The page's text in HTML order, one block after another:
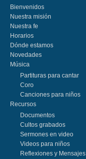
Bienvenidos
Nuestra misión
Nuestra fe
Horarios
Dónde estamos
Novedades
Música
Partituras para cantar
Coro
Canciones para niños
Recursos
Documentos
Cultos grabados
Sermones en video
Videos para niños
Reflexiones y Mensajes